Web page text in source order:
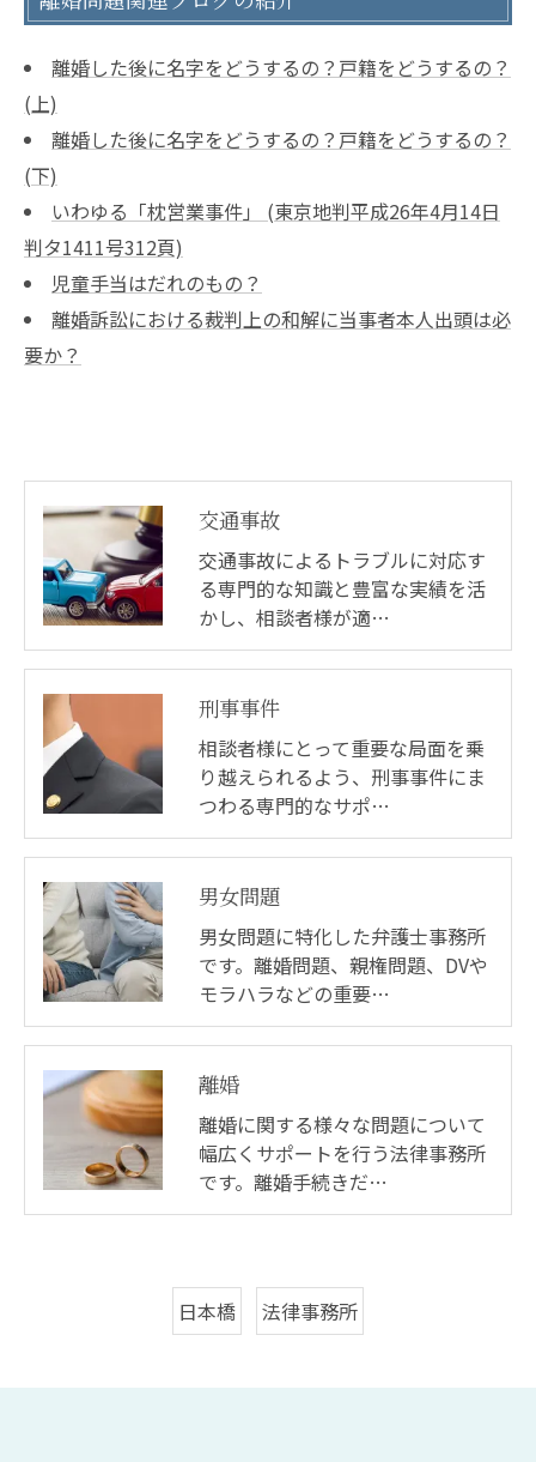
離婚した後に名字をどうするの？戸籍をどうするの？
(上)
離婚した後に名字をどうするの？戸籍をどうするの？
(下)
いわゆる「枕営業事件」 (東京地判平成26年4月14日
判タ1411号312頁)
児童手当はだれのもの？
離婚訴訟における裁判上の和解に当事者本人出頭は必
要か？
交通事故
交通事故によるトラブルに対応す
る専門的な知識と豊富な実績を活
かし、相談者様が適…
刑事事件
相談者様にとって重要な局面を乗
り越えられるよう、刑事事件にま
つわる専門的なサポ…
男女問題
男女問題に特化した弁護士事務所
です。離婚問題、親権問題、DVや
モラハラなどの重要…
離婚
離婚に関する様々な問題について
幅広くサポートを行う法律事務所
です。離婚手続きだ…
日本橋 法律事務所